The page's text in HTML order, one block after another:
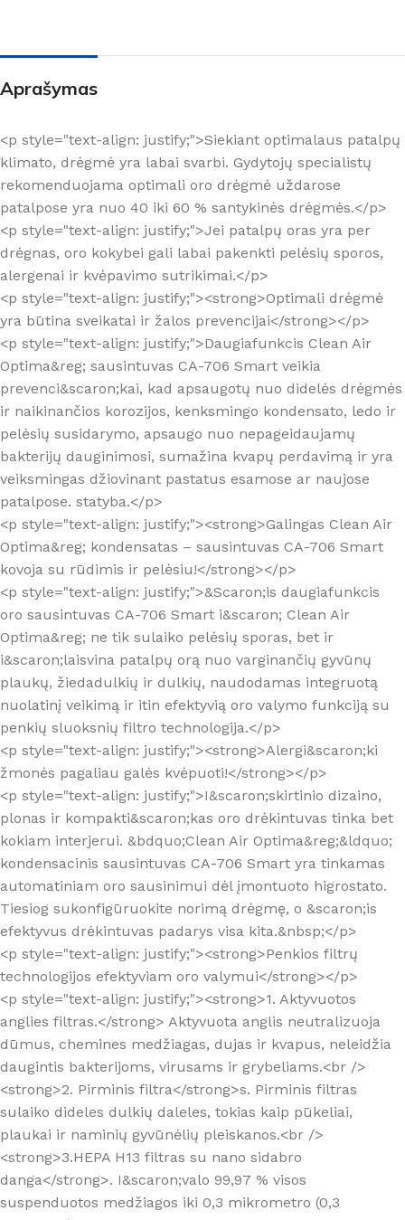
Aprašymas
<p style="text-align: justify;">Siekiant optimalaus patalpų
klimato, drėgmė yra labai svarbi. Gydytojų specialistų
rekomenduojama optimali oro drėgmė uždarose
patalpose yra nuo 40 iki 60 % santykinės drėgmės.</p>
<p style="text-align: justify;">Jei patalpų oras yra per
drėgnas, oro kokybei gali labai pakenkti pelėsių sporos,
alergenai ir kvėpavimo sutrikimai.</p>
<p style="text-align: justify;"><strong>Optimali drėgmė
yra būtina sveikatai ir žalos prevencijai</strong></p>
<p style="text-align: justify;">Daugiafunkcis Clean Air
Optima&reg; sausintuvas CA-706 Smart veikia
prevenci&scaron;kai, kad apsaugotų nuo didelės drėgmės
ir naikinančios korozijos, kenksmingo kondensato, ledo ir
pelėsių susidarymo, apsaugo nuo nepageidaujamų
bakterijų dauginimosi, sumažina kvapų perdavimą ir yra
veiksmingas džiovinant pastatus esamose ar naujose
patalpose. statyba.</p>
<p style="text-align: justify;"><strong>Galingas Clean Air
Optima&reg; kondensatas – sausintuvas CA-706 Smart
kovoja su rūdimis ir pelėsiu!</strong></p>
<p style="text-align: justify;">&Scaron;is daugiafunkcis
oro sausintuvas CA-706 Smart i&scaron; Clean Air
Optima&reg; ne tik sulaiko pelėsių sporas, bet ir
i&scaron;laisvina patalpų orą nuo varginančių gyvūnų
plaukų, žiedadulkių ir dulkių, naudodamas integruotą
nuolatinį veikimą ir itin efektyvią oro valymo funkciją su
penkių sluoksnių filtro technologija.</p>
<p style="text-align: justify;"><strong>Alergi&scaron;ki
žmonės pagaliau galės kvėpuoti!</strong></p>
<p style="text-align: justify;">I&scaron;skirtinio dizaino,
plonas ir kompakti&scaron;kas oro drėkintuvas tinka bet
kokiam interjerui. &bdquo;Clean Air Optima&reg;&ldquo;
kondensacinis sausintuvas CA-706 Smart yra tinkamas
automatiniam oro sausinimui dėl įmontuoto higrostato.
Tiesiog sukonfigūruokite norimą drėgmę, o &scaron;is
efektyvus drėkintuvas padarys visa kita.&nbsp;</p>
<p style="text-align: justify;"><strong>Penkios filtrų
technologijos efektyviam oro valymui</strong></p>
<p style="text-align: justify;"><strong>1. Aktyvuotos
anglies filtras.</strong> Aktyvuota anglis neutralizuoja
dūmus, chemines medžiagas, dujas ir kvapus, neleidžia
daugintis bakterijoms, virusams ir grybeliams.<br />
<strong>2. Pirminis filtra</strong>s. Pirminis filtras
sulaiko dideles dulkių daleles, tokias kaip pūkeliai,
plaukai ir naminių gyvūnėlių pleiskanos.<br />
<strong>3.HEPA H13 filtras su nano sidabro
danga</strong>. I&scaron;valo 99,97 % visos
suspenduotos medžiagos iki 0,3 mikrometro (0,3